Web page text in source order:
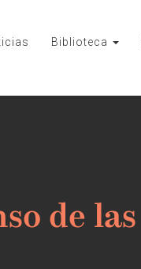
Biblioteca
de las